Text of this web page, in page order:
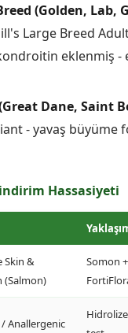
(Golden, Lab,
Large Breed
eklenmiş -
Dane, Saint
- yavaş büyüme
Hassasiyeti
Skin &
(Salmon)
Somon
Anallergenic